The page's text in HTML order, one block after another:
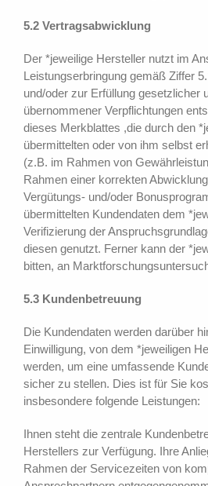
5.2 Vertragsabwicklung
Der *jeweilige Hersteller nutzt im
Leistungserbringung gemäß Ziffer
und/oder zur Erfüllung gesetzlicher
übernommener Verpflichtungen
dieses Merkblattes ,die durch den
übermittelten oder von ihm selbst
(z.B. im Rahmen von
Rahmen einer korrekten
Vergütungs- und/oder
übermittelten Kundendaten dem
Verifizierung der
diesen genutzt. Ferner kann der
bitten, an
5.3 Kundenbetreuung
Die Kundendaten werden darüber
Einwilligung, von dem *jeweiligen
werden, um eine umfassende
sicher zu stellen. Dies ist für Sie
insbesondere folgende Leistungen:
Ihnen steht die zentrale
Herstellers zur Verfügung. Ihre
Rahmen der Servicezeiten von